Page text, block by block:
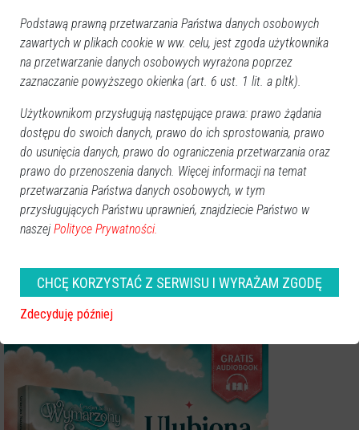
Zobacz również
Wasze opinie
STOP HEJT. Twoje zdanie jest ważne, ale nie może ranić innych.
Zastanów się, zanim dodasz komentarz
Brak możliwości komentowania artykułu po trzech dniach od daty publikacji.
Podstawą prawną przetwarzania Państwa danych osobowych
zawartych w plikach cookie w ww. celu, jest zgoda użytkownika
na przetwarzanie danych osobowych wyrażona poprzez
zaznaczanie powyższego okienka (art. 6 ust. 1 lit. a pltk).
Użytkownikom przysługują następujące prawa: prawo żądania
dostępu do swoich danych, prawo do ich sprostowania, prawo
do usunięcia danych, prawo do ograniczenia przetwarzania oraz
prawo do przenoszenia danych. Więcej informacji na temat
przetwarzania Państwa danych osobowych, w tym
przysługujących Państwu uprawnień, znajdziecie Państwo w
naszej Polityce Prywatności.
CHCĘ KORZYSTAĆ Z SERWISU I WYRAŻAM ZGODĘ
Zdecyduję później